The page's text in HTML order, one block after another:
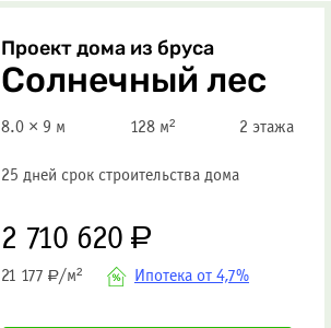
Проект дома из бруса
Солнечный лес
8.0 × 9 м 128 м² 2 этажа
25 дней срок строительства дома
2 710 620 Р
21 177 Р/м² Ипотека от 4,7%